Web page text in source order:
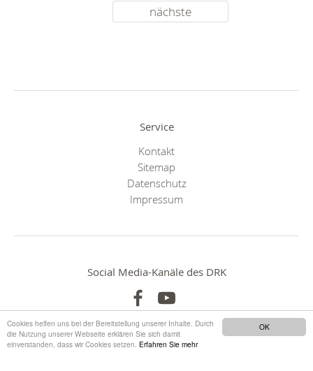
OK
Cookies helfen uns bei der Bereitstellung unserer Inhalte. Durch
die Nutzung unserer Webseite erklären Sie sich damit
einverstanden, dass wir Cookies setzen. Erfahren Sie mehr
nächste
Service
Kontakt
Sitemap
Datenschutz
Impressum
Social Media-Kanäle des DRK